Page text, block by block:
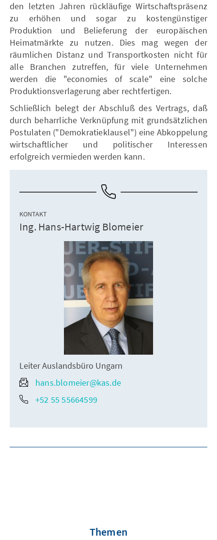
den letzten Jahren rückläufige Wirtschaftspräsenz
zu erhöhen und sogar zu kostengünstiger
Produktion und Belieferung der europäischen
Heimatmärkte zu nutzen. Dies mag wegen der
räumlichen Distanz und Transportkosten nicht für
alle Branchen zutreffen, für viele Unternehmen
werden die "economies of scale" eine solche
Produktionsverlagerung aber rechtfertigen.
Schließlich belegt der Abschluß des Vertrags, daß
durch beharrliche Verknüpfung mit grundsätzlichen
Postulaten ("Demokratieklausel") eine Abkoppelung
wirtschaftlicher und politischer Interessen
erfolgreich vermieden werden kann.
KONTAKT
Ing. Hans-Hartwig Blomeier
Leiter Auslandsbüro Ungarn
hans.blomeier@kas.de
+52 55 55664599
Themen